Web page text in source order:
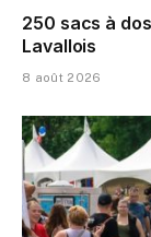
250 sacs à
Lavallois
8 août 2026